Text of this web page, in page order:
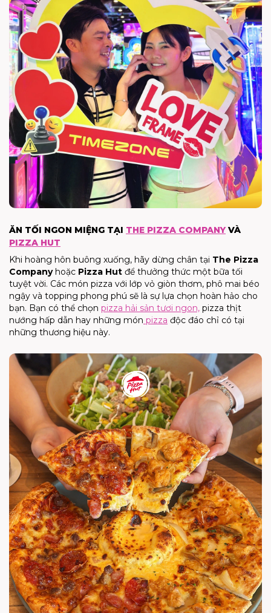
ĂN TỐI NGON MIỆNG TẠI THE PIZZA COMPANYVÀ
PIZZA HUT
Khi hoàng hôn buông xuống, hãy dừng chân tại The Pizza
Companyhoặc Pizza Hut để thưởng thức một bữa tối
tuyệt vời. Các món pizza với lớp vỏ giòn thơm, phô mai béo
ngậy và topping phong phú sẽ là sự lựa chọn hoàn hảo cho
bạn. Bạn có thể chọn pizza hải sản tươi ngon, pizza thịt
nướng hấp dẫn hay những món pizza độc đáo chỉ có tại
những thương hiệu này.